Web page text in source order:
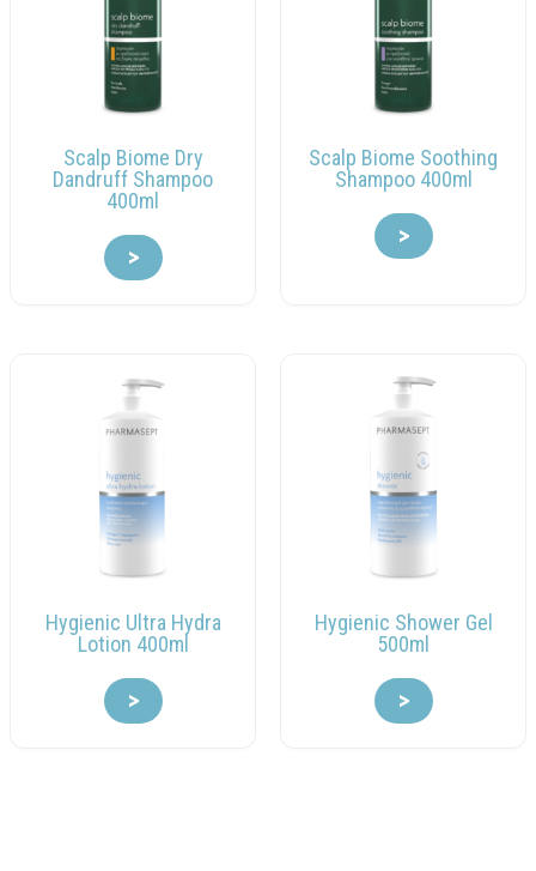
Scalp Biome Dry
Dandruff Shampoo
400ml
>
Scalp Biome Soothing
Shampoo 400ml
>
Hygienic Ultra Hydra
Lotion 400ml
>
Hygienic Shower Gel
500ml
>